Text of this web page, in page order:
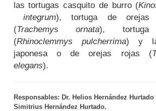
las tortugas casquito de burro (
integrum), tortuga de orejas
(Trachemys ornata), tortuga
(Rhinoclemmys pulcherrima) y la
japonesa o de orejas rojas (
elegans).
Responsables: Dr. Helios Hernández
Simitrius Hernández Hurtado.